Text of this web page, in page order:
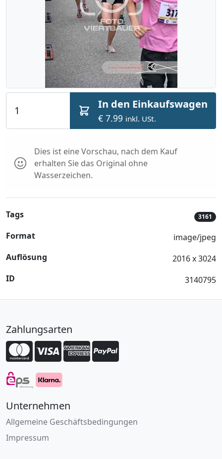
In den Einkaufswagen
€ 7.99 inkl. USt.
Dies ist eine Vorschau, nach dem Kauf
erhalten Sie das Original ohne
Wasserzeichen.
Tags 3161
Format
image/jpeg
Auflösung
2016 x 3024
ID
3140795
Zahlungsarten
Unternehmen
Allgemeine Geschäftsbedingungen
Impressum